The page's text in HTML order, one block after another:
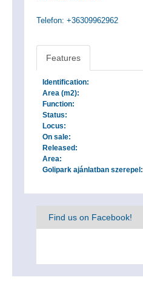
Telefon: +36309962962
Features
Identification:
Area (m2):
Function:
Status:
Locus:
On sale:
Released:
Area:
Golipark ajánlatban szerepel:
Find us on Facebook!